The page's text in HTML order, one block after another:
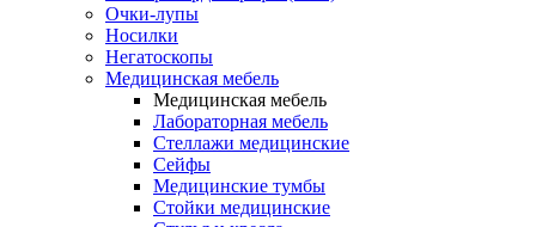
Очки-лупы
Носилки
Негатоскопы
Медицинская мебель
Медицинская мебель
Лабораторная мебель
Стеллажи медицинские
Сейфы
Медицинские тумбы
Стойки медицинские